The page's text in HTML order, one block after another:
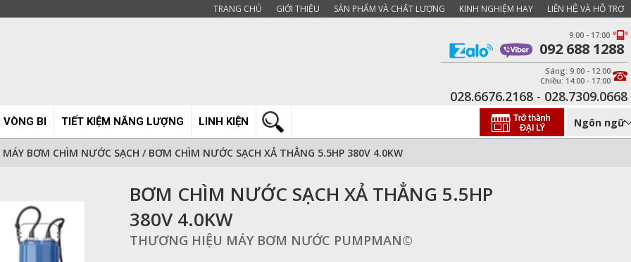
TRANG CHỦ GIỚI THIỆU SẢN PHẨM VÀ CHẤT LƯỢNG KINH NGHIỆM HAY LIÊN HỆ VÀ HỖ TRỢ
9:00 - 17:00
092 688 1288
Sáng: 9:00 - 12:00
Chiều: 14:00 - 17:00
028.7309.0668
-
028.6676.2168
BI TIẾT KIỆM NĂNG LƯỢNG LINH KIỆN Ngôn ngữ
MÁY BƠM CHÌM NƯỚC SẠCH / BƠM CHÌM NƯỚC SẠCH XẢ THẲNG 5.5HP 380V 4.0KW
BƠM CHÌM NƯỚC SẠCH XẢ THẲNG 5.5HP
380V 4.0KW
THƯƠNG HIỆU MÁY BƠM NƯỚC PUMPMAN©